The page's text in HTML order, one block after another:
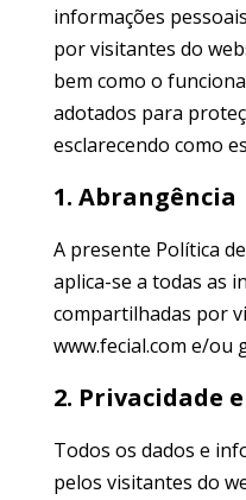
informações
por visitantes do
bem como o
adotados para
esclarecendo como
1. Abrangência
A presente Política
aplica-se a todas as
compartilhadas por
www.fecial.com e/ou
2. Privacidade
Todos os dados e
pelos visitantes do